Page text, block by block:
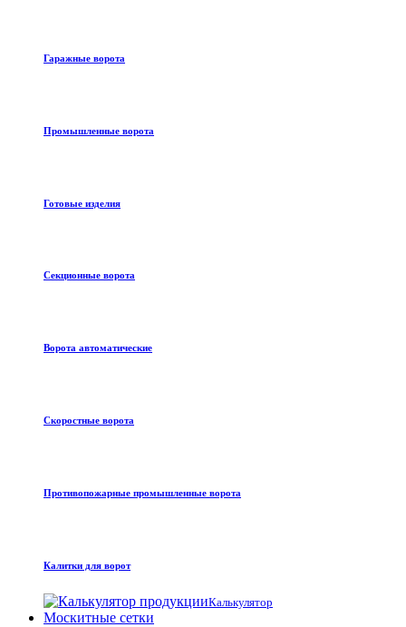
Гаражные ворота
Промышленные ворота
Готовые изделия
Секционные ворота
Ворота автоматические
Скоростные ворота
Противопожарные промышленные ворота
Калитки для ворот
Калькулятор
Москитные сетки